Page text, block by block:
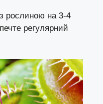
рослиною на 3-4
регулярний